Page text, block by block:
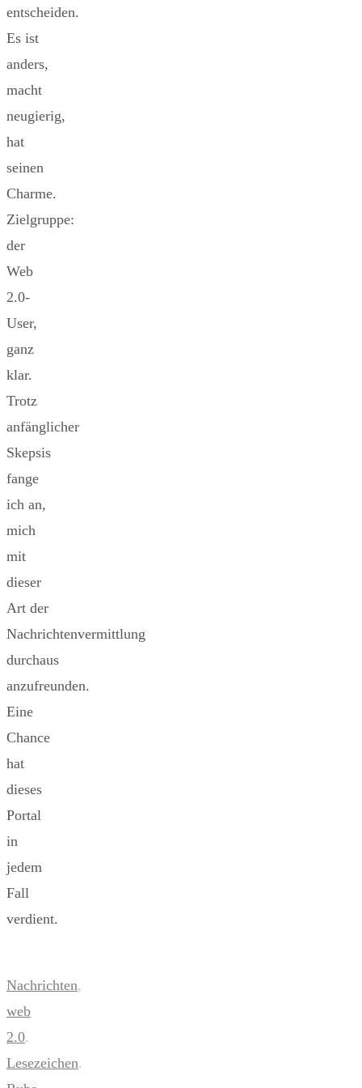
entscheiden.
Es ist
anders,
macht
neugierig,
hat
seinen
Charme.
Zielgruppe:
der
Web
2.0-
User,
ganz
klar.
Trotz
anfänglicher
Skepsis
fange
ich an,
mich
mit
dieser
Art der
Nachrichtenvermittlung
durchaus
anzufreunden.
Eine
Chance
hat
dieses
Portal
in
jedem
Fall
verdient.
Nachrichten,
web
2.0.
Lesezeichen.